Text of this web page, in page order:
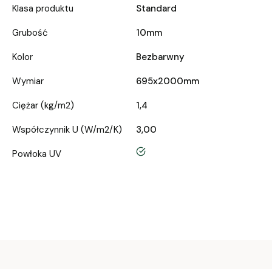
Klasa produktu
Standard
Grubość
10mm
Kolor
Bezbarwny
Wymiar
695x2000mm
Ciężar (kg/m2)
1,4
Współczynnik U (W/m2/K)
3,00
Powłoka UV
tak